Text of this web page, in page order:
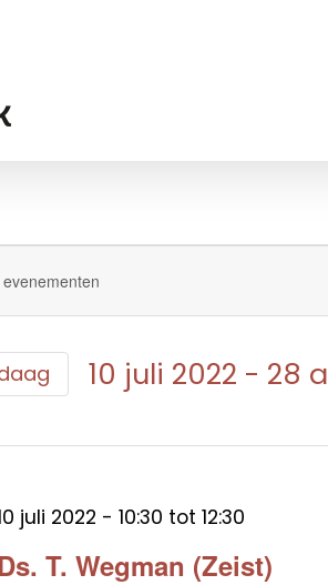
10 juli 2022 - 28
T. Wegman (Zeist)
juli 2022 - 10:30 tot 12:30